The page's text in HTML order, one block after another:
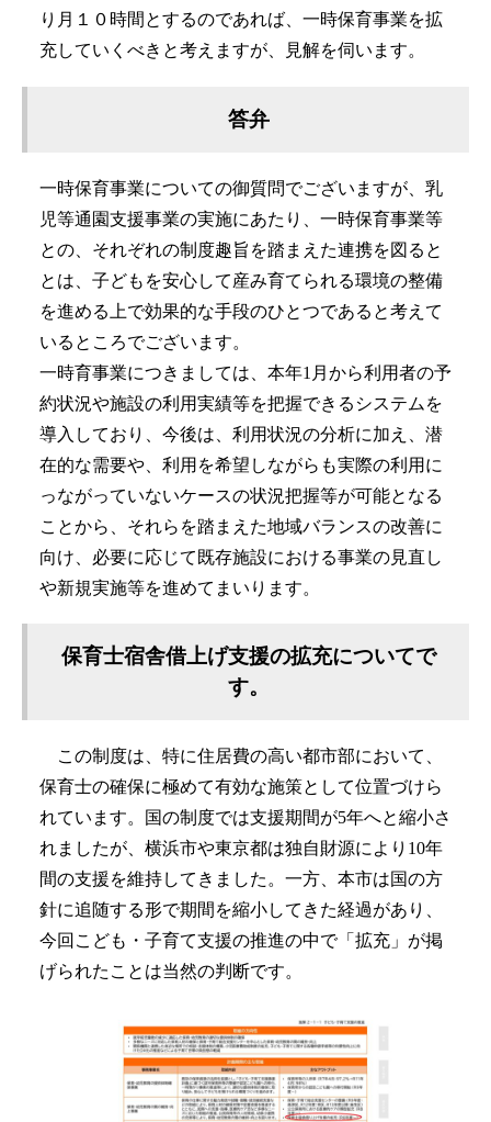
り月１０時間とするのであれば、一時保育事業を拡
充していくべきと考えますが、見解を伺います。
答弁
一時保育事業についての御質問でございますが、乳
児等通園支援事業の実施にあたり、一時保育事業等
との、それぞれの制度趣旨を踏まえた連携を図ると
とは、子どもを安心して産み育てられる環境の整備
を進める上で効果的な手段のひとつであると考えて
いるところでございます。
一時育事業につきましては、本年1月から利用者の予
約状況や施設の利用実績等を把握できるシステムを
導入しており、今後は、利用状況の分析に加え、潜
在的な需要や、利用を希望しながらも実際の利用に
っながっていないケースの状況把握等が可能となる
ことから、それらを踏まえた地域バランスの改善に
向け、必要に応じて既存施設における事業の見直し
や新規実施等を進めてまいります。
保育士宿舎借上げ支援の拡充についてで
す。
この制度は、特に住居費の高い都市部において、
保育士の確保に極めて有効な施策として位置づけら
れています。国の制度では支援期間が5年へと縮小さ
れましたが、横浜市や東京都は独自財源により10年
間の支援を維持してきました。一方、本市は国の方
針に追随する形で期間を縮小してきた経過があり、
今回こども・子育て支援の推進の中で「拡充」が掲
げられたことは当然の判断です。